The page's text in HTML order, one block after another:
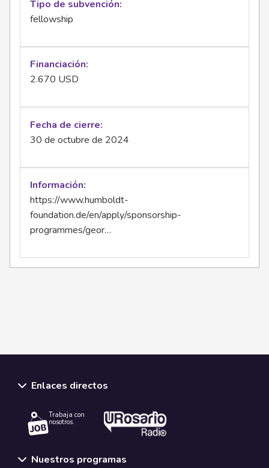
Tipo de subvención
fellowship
Financiación
2.670 USD
Fecha de cierre
30 de octubre de 2024
Información
https://www.humboldt-
foundation.de/en/apply/sponsorship-
programmes/geor…
Enlaces directos
Trabaja con
nosotros.
Nuestros programas